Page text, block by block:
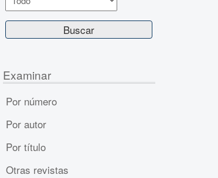
Examinar
Por número
Por autor
Por título
Otras revistas